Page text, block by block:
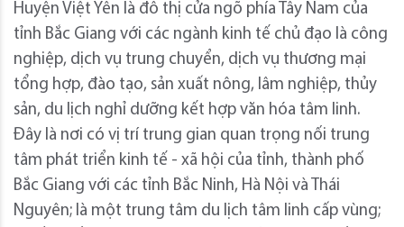
Huyện Việt Yên là đô thị cửa ngõ phía Tây Nam của
tỉnh Bắc Giang với các ngành kinh tế chủ đạo là công
nghiệp, dịch vụ trung chuyển, dịch vụ thương mại
tổng hợp, đào tạo, sản xuất nông, lâm nghiệp, thủy
sản, du lịch nghỉ dưỡng kết hợp văn hóa tâm linh.
Đây là nơi có vị trí trung gian quan trọng nối trung
tâm phát triển kinh tế - xã hội của tỉnh, thành phố
Bắc Giang với các tỉnh Bắc Ninh, Hà Nội và Thái
Nguyên; là một trung tâm du lịch tâm linh cấp vùng;